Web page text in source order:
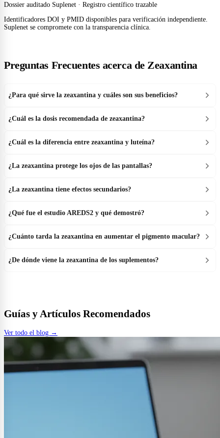
Dossier auditado Suplenet · Registro científico trazable
Identificadores DOI y PMID disponibles para verificación independiente.
Suplenet se compromete con la transparencia clínica.
Preguntas Frecuentes acerca de Zeaxantina
¿Para qué sirve la zeaxantina y cuáles son sus beneficios?
¿Cuál es la dosis recomendada de zeaxantina?
¿Cuál es la diferencia entre zeaxantina y luteína?
¿La zeaxantina protege los ojos de las pantallas?
¿La zeaxantina tiene efectos secundarios?
¿Qué fue el estudio AREDS2 y qué demostró?
¿Cuánto tarda la zeaxantina en aumentar el pigmento macular?
¿De dónde viene la zeaxantina de los suplementos?
Guías y Artículos Recomendados
Ver todo el blog →